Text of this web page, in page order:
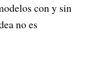
con y sin
no es